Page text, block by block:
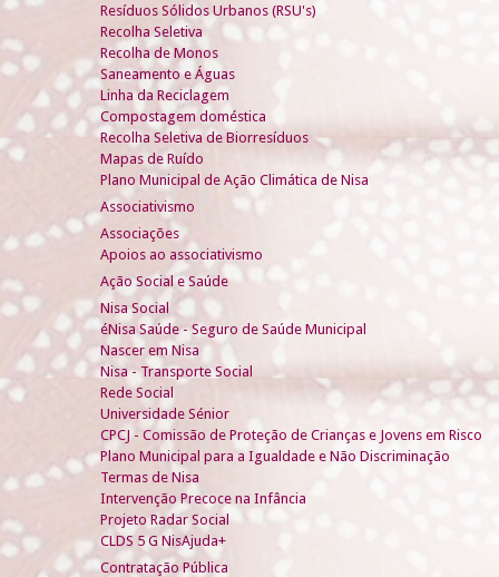
Resíduos Sólidos Urbanos (RSU's)
Recolha Seletiva
Recolha de Monos
Saneamento e Águas
Linha da Reciclagem
Compostagem doméstica
Recolha Seletiva de Biorresíduos
Mapas de Ruído
Plano Municipal de Ação Climática de Nisa
Associativismo
Associações
Apoios ao associativismo
Ação Social e Saúde
Nisa Social
éNisa Saúde - Seguro de Saúde Municipal
Nascer em Nisa
Nisa - Transporte Social
Rede Social
Universidade Sénior
CPCJ - Comissão de Proteção de Crianças e Jovens em Risco
Plano Municipal para a Igualdade e Não Discriminação
Termas de Nisa
Intervenção Precoce na Infância
Projeto Radar Social
CLDS 5 G NisAjuda+
Contratação Pública